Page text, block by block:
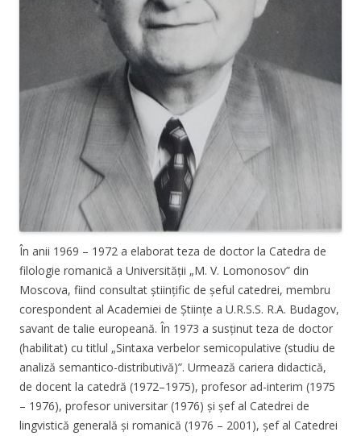
În anii 1969 – 1972 a elaborat teza de doctor la Catedra de
filologie romanică a Universității „M. V. Lomonosov” din
Moscova, fiind consultat științific de șeful catedrei, membru
corespondent al Academiei de Științe a U.R.S.S. R.A. Budagov,
savant de talie europeană. În 1973 a susținut teza de doctor
(habilitat) cu titlul „Sintaxa verbelor semicopulative (studiu de
analiză semantico-distributivă)”. Urmează cariera didactică,
de docent la catedră (1972–1975), profesor ad-interim (1975
– 1976), profesor universitar (1976) și șef al Catedrei de
lingvistică generală și romanică (1976 – 2001), șef al Catedrei